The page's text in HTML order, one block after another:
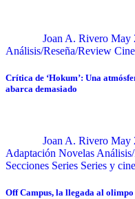
Joan A. Rivero May
Análisis/Reseña/Review Cine
Crítica de ‘Hokum’: Una
abarca demasiado
Joan A. Rivero May
Adaptación Novelas
Secciones Series Series y cine
Off Campus, la llegada al